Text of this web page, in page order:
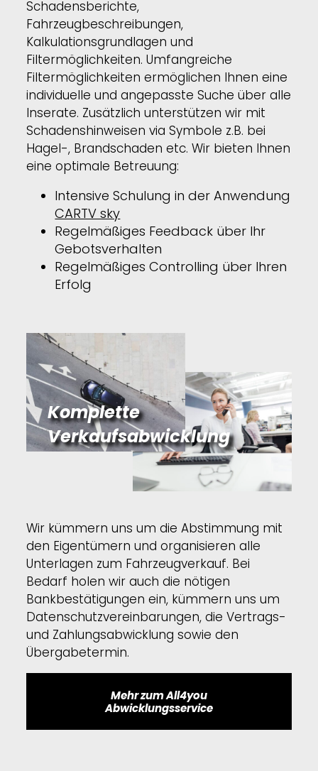
Schadensberichte,
Fahrzeugbeschreibungen,
Kalkulationsgrundlagen und
Filtermöglichkeiten. Umfangreiche
Filtermöglichkeiten ermöglichen Ihnen eine
individuelle und angepasste Suche über alle
Inserate. Zusätzlich unterstützen wir mit
Schadenshinweisen via Symbole z.B. bei
Hagel-, Brandschaden etc. Wir bieten Ihnen
eine optimale Betreuung:
Intensive Schulung in der Anwendung
CARTV sky
Regelmäßiges Feedback über Ihr
Gebotsverhalten
Regelmäßiges Controlling über Ihren
Erfolg
Wir kümmern uns um die Abstimmung mit
den Eigentümern und organisieren alle
Unterlagen zum Fahrzeugverkauf. Bei
Bedarf holen wir auch die nötigen
Bankbestätigungen ein, kümmern uns um
Datenschutzvereinbarungen, die Vertrags-
und Zahlungsabwicklung sowie den
Übergabetermin.
Mehr zum All4you
Abwicklungsservice
Komplette
Verkaufsabwicklung